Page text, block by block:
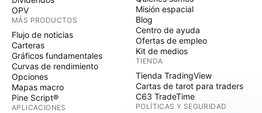
OPV
MÁS PRODUCTOS
Flujo de noticias
Carteras
Gráficos fundamentales
Curvas de rendimiento
Opciones
Mapas macro
Pine Script®
APLICACIONES
Misión espacial
Blog
Centro de ayuda
Ofertas de empleo
Kit de medios
TIENDA
Tienda TradingView
Cartas de tarot para traders
C63 TradeTime
POLÍTICAS Y SEGURIDAD